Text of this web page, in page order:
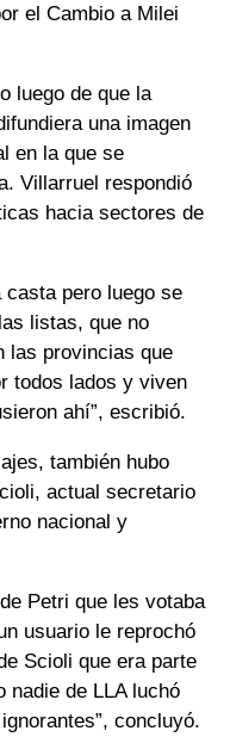
el Cambio a Milei
luego de que la
una imagen
en la que se
Villarruel respondió
hacia sectores de
pero luego se
listas, que no
las provincias que
todos lados y viven
ahí”, escribió.
también hubo
actual secretario
nacional y
Petri que les votaba
usuario le reprochó
Scioli que era parte
nadie de LLA luchó
concluyó.